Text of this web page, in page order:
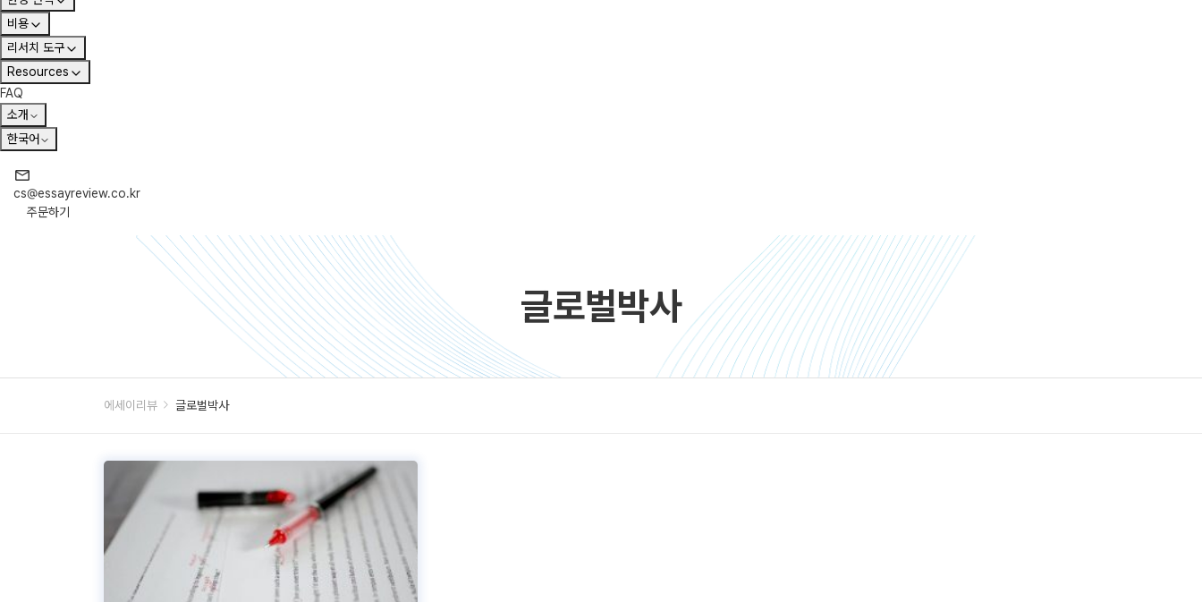
비용
리서치 도구
Resources
FAQ
소개
한국어
cs@essayreview.co.kr
주문하기
글로벌박사
에세이리뷰 글로벌박사